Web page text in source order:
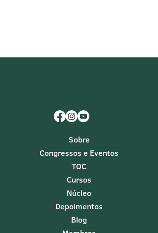
Sobre
Congressos e Eventos
TOC
Cursos
Núcleo
Depoimentos
Blog